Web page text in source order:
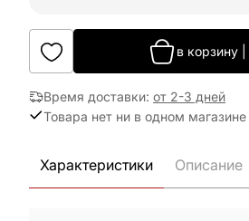
в корзину|
Время доставки: от 2-3 дней
Товара нет ни в одном магазине
Характеристики Описание